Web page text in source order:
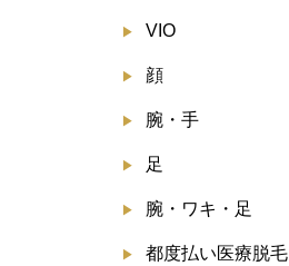
VIO
顔
腕・手
足
腕・ワキ・足
都度払い医療脱毛